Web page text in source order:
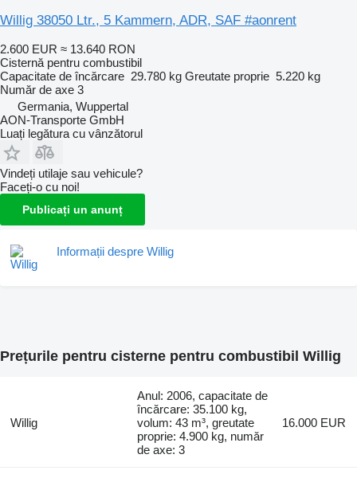
Willig 38050 Ltr., 5 Kammern, ADR, SAF #aonrent
2.600 EUR ≈ 13.640 RON
Cisternă pentru combustibil
Capacitate de încărcare 29.780 kg Greutate proprie 5.220 kg
Număr de axe 3
Germania, Wuppertal
AON-Transporte GmbH
Luați legătura cu vânzătorul
Vindeți utilaje sau vehicule?
Faceți-o cu noi!
Publicați un anunț
Informații despre Willig
Prețurile pentru cisterne pentru combustibil Willig
Willig
Anul: 2006, capacitate de
încărcare: 35.100 kg,
volum: 43 m³, greutate
proprie: 4.900 kg, număr
de axe: 3
16.000 EUR